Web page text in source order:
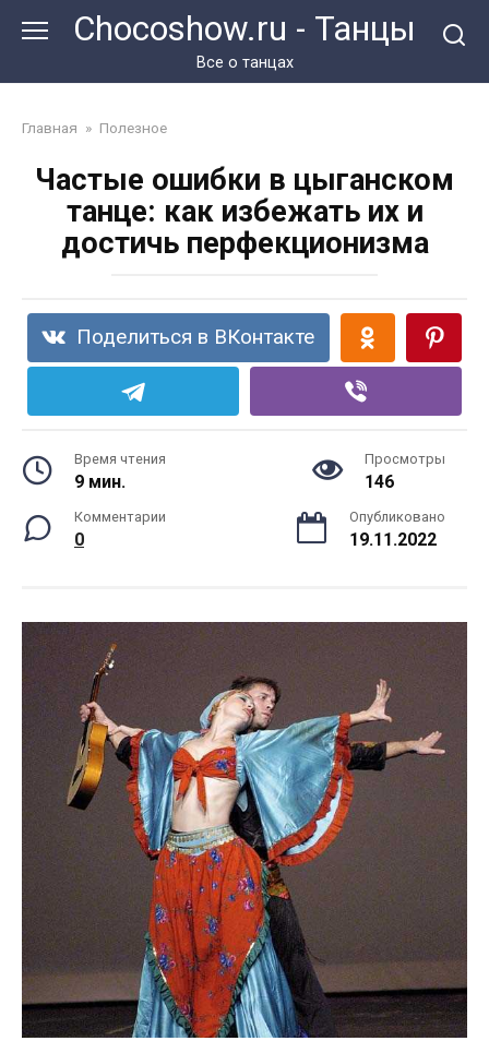
Chocoshow.ru - Танцы
Все о танцах
Главная » Полезное
Частые ошибки в цыганском
танце: как избежать их и
достичь перфекционизма
Поделиться в ВКонтакте
Время чтения
9 мин.
Просмотры
146
Комментарии
0
Опубликовано
19.11.2022